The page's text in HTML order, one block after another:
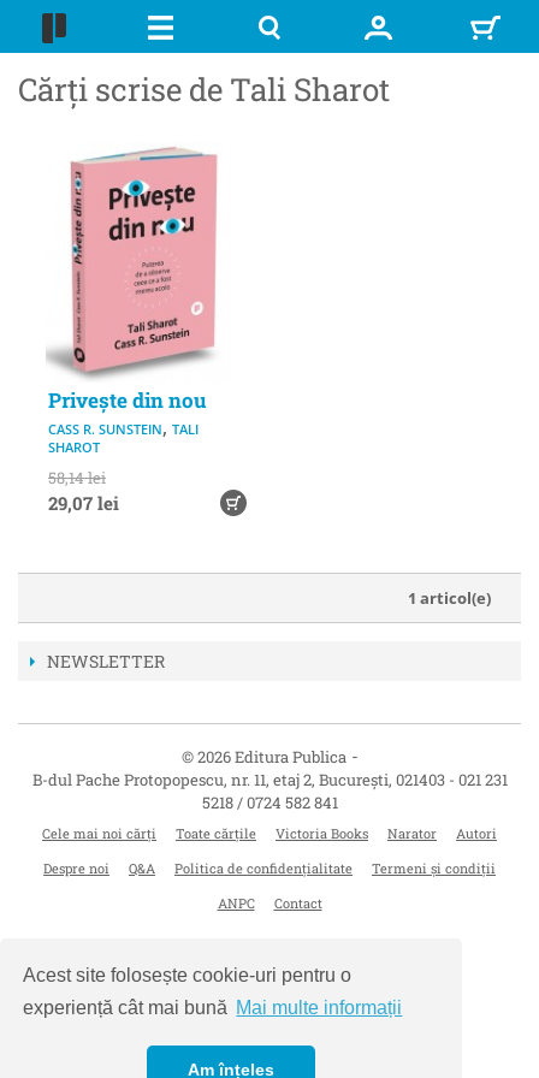
Acest site folosește cookie-uri pentru o
experiență cât mai bună Mai multe informații
Am înțeles
Cărți scrise de Tali Sharot
Privește din nou
CASS R. SUNSTEIN, TALI
SHAROT
58,14 lei
29,07 lei
1 articol(e)
NEWSLETTER
© 2026 Editura Publica -
B-dul Pache Protopopescu, nr. 11, etaj 2, București, 021403 - 021 231
5218 / 0724 582 841
Cele mai noi cărți Toate cărțile Victoria Books Narator
Autori
Despre noi
Q&A Politica de confidențialitate
Termeni și condiții
ANPC
Contact